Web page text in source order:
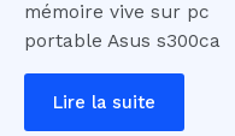
mémoire vive sur pc
portable Asus s300ca
Lire la suite